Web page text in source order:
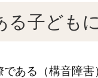
子ども
ある（構音障